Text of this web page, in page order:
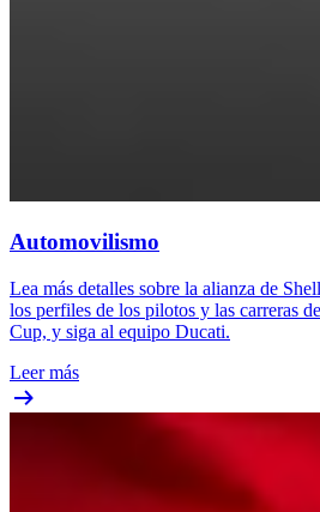
Automovilismo
Lea más detalles sobre la alianza de
los perfiles de los pilotos y las carreras
Cup, y siga al equipo Ducati.
Leer más